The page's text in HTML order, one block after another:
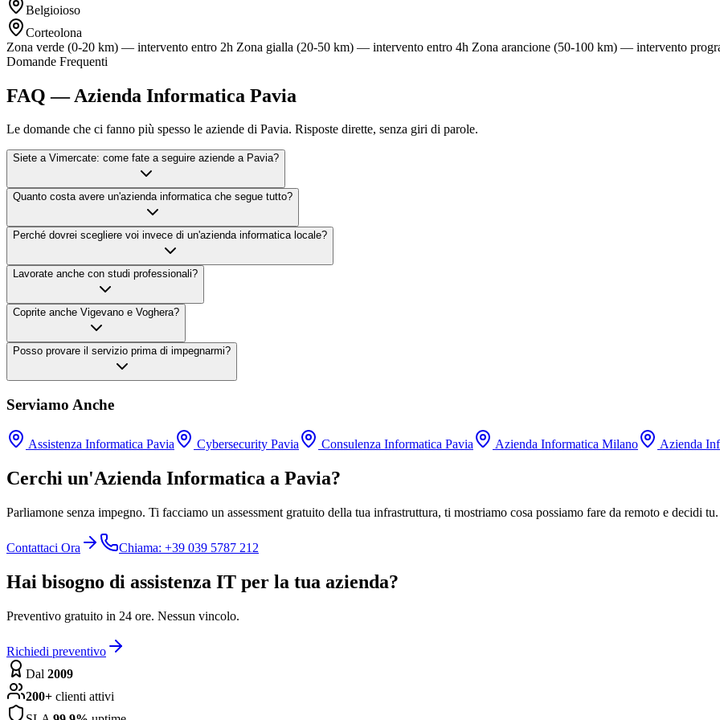
Belgioioso
Corteolona
Zona verde (0-20 km) — intervento entro 2h Zona gialla (20-50 km) — intervento entro 4h Zona arancione (50-100 km) — intervento
Domande Frequenti
FAQ — Azienda Informatica Pavia
Le domande che ci fanno più spesso le aziende di Pavia. Risposte dirette, senza giri di parole.
Siete a Vimercate: come fate a seguire aziende a Pavia?
Quanto costa avere un'azienda informatica che segue tutto?
Perché dovrei scegliere voi invece di un'azienda informatica locale?
Lavorate anche con studi professionali?
Coprite anche Vigevano e Voghera?
Posso provare il servizio prima di impegnarmi?
Serviamo Anche
Assistenza Informatica Pavia Cybersecurity Pavia Consulenza Informatica Pavia Azienda Informatica Milano Azienda
Cerchi un'Azienda Informatica a Pavia?
Parliamone senza impegno. Ti facciamo un assessment gratuito della tua infrastruttura, ti mostriamo cosa possiamo fare da remoto e decidi
Contattaci Ora Chiama: +39 039 5787 212
Hai bisogno di assistenza IT per la tua azienda?
Preventivo gratuito in 24 ore. Nessun vincolo.
Richiedi preventivo
Dal 2009
200+ clienti attivi